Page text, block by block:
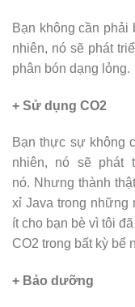
Bạn không cần
nhiên, nó sẽ phát
phân bón dạng lỏng.
+ Sử dụng CO2
Bạn thực sự không
nhiên, nó sẽ phát
nó. Nhưng thành
xỉ Java trong những
ít cho bạn bè vì tôi
CO2 trong bất kỳ bể
+ Bảo dưỡng